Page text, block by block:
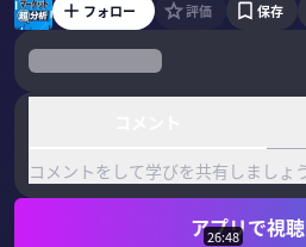
フォロー 評価 保存
コメントをして学びを共有しましょ
アプリで視
26:48